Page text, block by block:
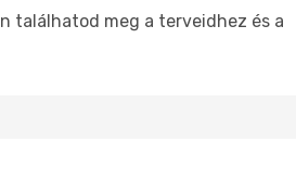
találhatod meg a terveidhez és a